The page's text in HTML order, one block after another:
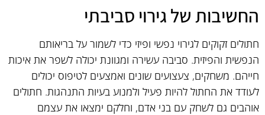
החשיבות של גירוי סביבתי
חתולים זקוקים לגירוי נפשי ופיזי כדי לשמור על בריאותם
הנפשית והפיזית. סביבה עשירה ומגוונת יכולה לשפר את איכות
חייהם. משחקים, צעצועים שונים ואמצעים לטיפוס יכולים
לעודד את החתול להיות פעיל ולמנוע בעיות התנהגות. חתולים
אוהבים גם לשחק עם בני אדם, וחלקם ימצאו את עצמם